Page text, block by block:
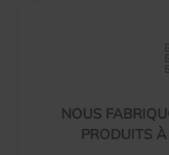
NOUS
PRODUITS